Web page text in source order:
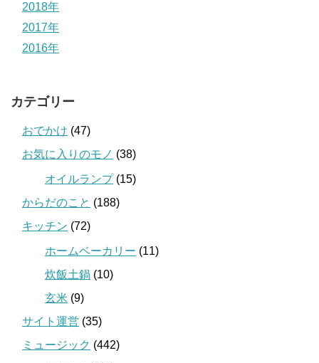
2018年
2017年
2016年
カテゴリー
おでかけ (47)
お気に入りのモノ (38)
オイルランプ(15)
からだのこと (188)
キッチン (72)
ホームベーカリー (11)
炊飯土鍋 (10)
玄米 (9)
サイト運営 (35)
ミュージック (442)